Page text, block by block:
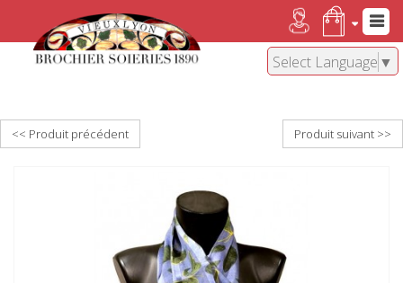
Select Language ▼
<< Produit précédent Produit suivant >>